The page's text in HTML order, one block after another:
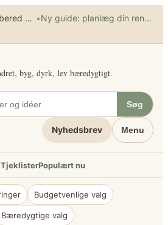
Forårsforbered haven • Ny guide: planlæg din renovering
byg, dyrk, lev bæredygtigt.
Søg
Nyhedsbrev Menu
TjeklisterPopulært nu
Budgetvenlige valg
Bæredygtige valg